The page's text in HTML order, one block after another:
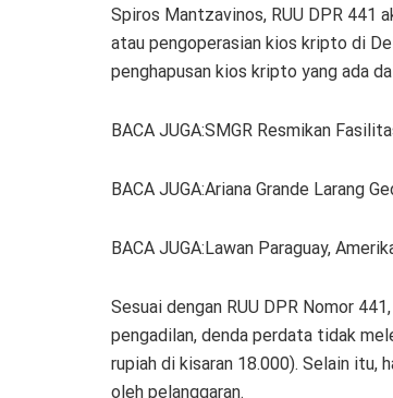
Spiros Mantzavinos, RUU DPR 441
atau pengoperasian kios kripto di
penghapusan kios kripto yang ada
BACA JUGA:SMGR Resmikan
BACA JUGA:Ariana Grande Larang
BACA JUGA:Lawan Paraguay,
Sesuai dengan RUU DPR Nomor
pengadilan, denda perdata tidak
rupiah di kisaran 18.000). Selain itu,
oleh pelanggaran.